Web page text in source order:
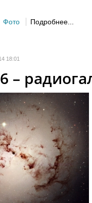
Фото Подробнее...
18:01
–